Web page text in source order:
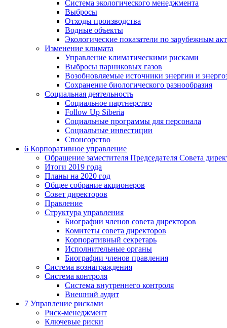
Система экологического менеджмента
Выбросы
Отходы производства
Водные объекты
Экологические показатели по зарубежным
Изменение климата
Управление климатическими рисками
Выбросы парниковых газов
Возобновляемые источники энергии и
Сохранение биологического разнообразия
Социальная деятельность
Социальное партнерство
Follow Up Siberia
Социальные программы для персонала
Социальные инвестиции
Спонсорство
6 Корпоративное управление
Обращение заместителя Председателя Совета
Итоги 2019 года
Планы на 2020 год
Общее собрание акционеров
Совет директоров
Правление
Структура управления
Биографии членов совета директоров
Комитеты совета директоров
Корпоративный секретарь
Исполнительные органы
Биографии членов правления
Система вознаграждения
Система контроля
Система внутреннего контроля
Внешний аудит
7 Управление рисками
Риск-менеджмент
Ключевые риски